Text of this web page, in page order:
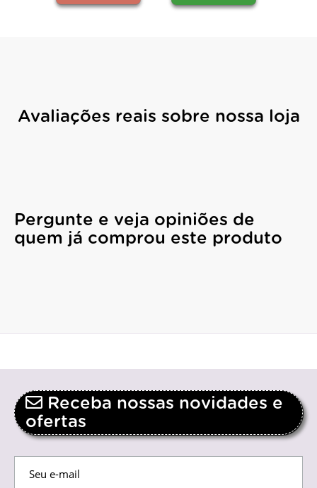
Avaliações reais sobre nossa loja
Pergunte e veja opiniões de
quem já comprou este produto
Receba nossas novidades e
ofertas